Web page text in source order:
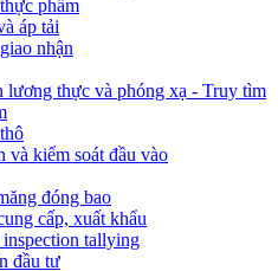
phẩm
áp tải
nhận
lương thực và phóng xạ - Truy tìm
và kiểm soát đầu vào
đóng bao
cấp, xuất khẩu
tallying
đầu tư